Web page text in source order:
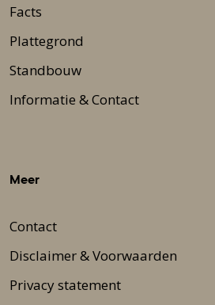
Facts
Plattegrond
Standbouw
Informatie & Contact
Meer
Contact
Disclaimer & Voorwaarden
Privacy statement